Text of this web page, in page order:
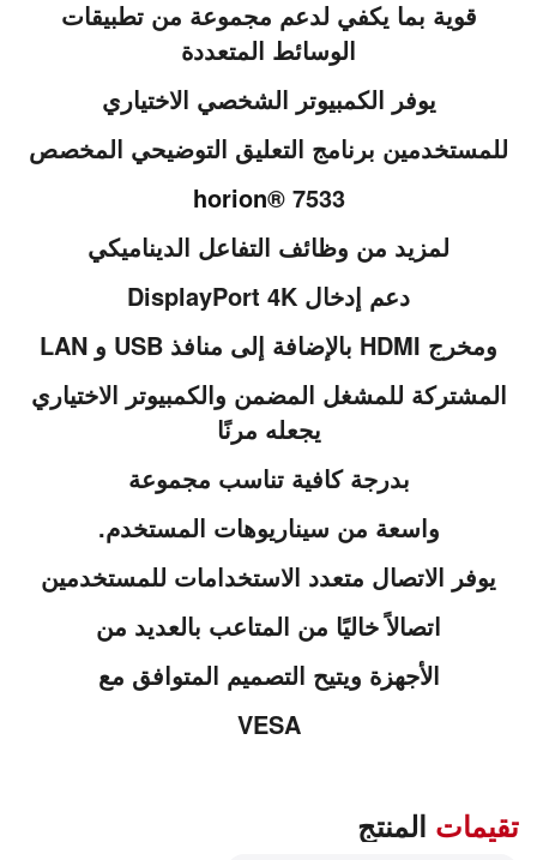
قوية بما يكفي لدعم مجموعة من تطبيقات
الوسائط المتعددة
يوفر الكمبيوتر الشخصي الاختياري
للمستخدمين برنامج التعليق التوضيحي المخصص
horion® 7533
لمزيد من وظائف التفاعل الديناميكي
دعم إدخال DisplayPort 4K
ومخرج HDMI بالإضافة إلى منافذ USB و LAN
المشتركة للمشغل المضمن والكمبيوتر الاختياري
يجعله مرنًا
بدرجة كافية تناسب مجموعة
واسعة من سيناريوهات المستخدم.
يوفر الاتصال متعدد الاستخدامات للمستخدمين
اتصالاً خاليًا من المتاعب بالعديد من
الأجهزة ويتيح التصميم المتوافق مع
VESA
تقيمات المنتج